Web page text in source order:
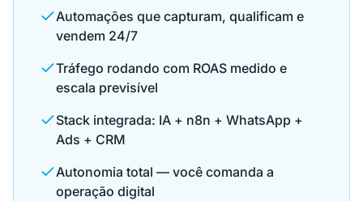
Automações que capturam, qualificam e
vendem 24/7
Tráfego rodando com ROAS medido e
escala previsível
Stack integrada: IA + n8n + WhatsApp +
Ads + CRM
Autonomia total — você comanda a
operação digital